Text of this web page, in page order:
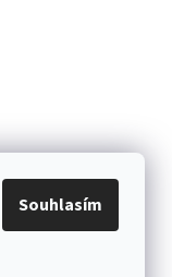
Souhlasím